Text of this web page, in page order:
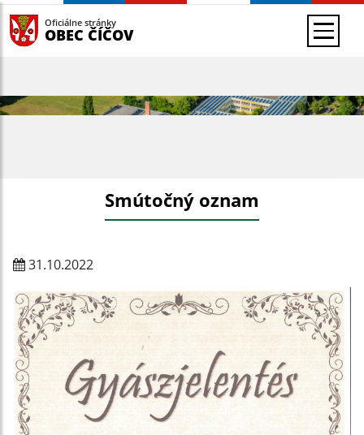
Oficiálne stránky
OBEC ČÍČOV
Smútočný oznam
31.10.2022